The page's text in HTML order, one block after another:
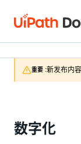
重要 :新发布内
数字化